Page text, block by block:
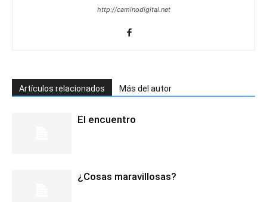
http://caminodigital.net
Artículos relacionados Más del autor
El encuentro
¿Cosas maravillosas?